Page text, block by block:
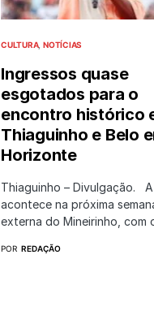
CULTURA NOTÍCIAS
Ingressos quase
esgotados para o
encontro histórico
Thiaguinho e Belo
Horizonte
Thiaguinho – Divulgação.
acontece na próxima
externa do Mineirinho, com
POR REDAÇÃO